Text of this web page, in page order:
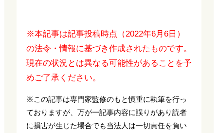
※本記事は記事投稿時点（2022年6月6日）
の法令・情報に基づき作成されたものです。
現在の状況とは異なる可能性があることを予
めご了承ください。
※この記事は専門家監修のもと慎重に執筆を行っ
ておりますが、万が一記事内容に誤りがあり読者
に損害が生じた場合でも当法人は一切責任を負い